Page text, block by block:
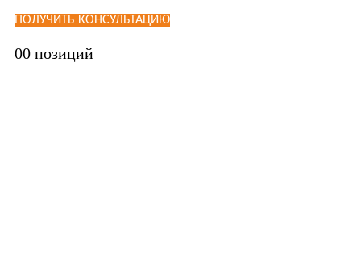
ПОЛУЧИТЬ КОНСУЛЬТАЦИЮ
00 позиций